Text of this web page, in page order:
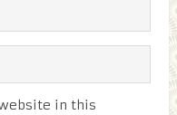
in this